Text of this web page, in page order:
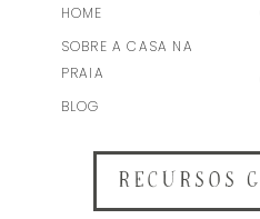
HOME
SOBRE A CASA NA
PRAIA
BLOG
RECURSOS